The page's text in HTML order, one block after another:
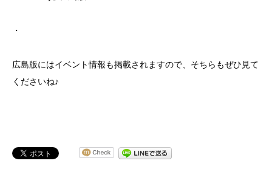
・
広島版にはイベント情報も掲載されますので、そちらもぜひ見て
くださいね♪